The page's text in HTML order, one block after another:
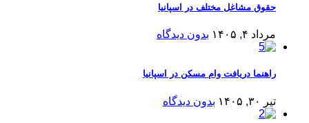
حقوق مشاغل مختلف در اسپانیا
مرداد ۴, ۱۴۰۵ بدون دیدگاه
راهنما دریافت وام مسکن در اسپانیا
تیر ۳۰, ۱۴۰۵ بدون دیدگاه